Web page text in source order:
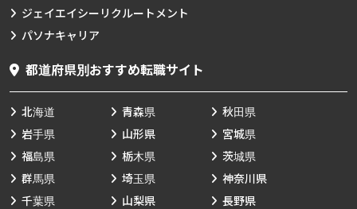
ジェイエイシーリクルートメント
パソナキャリア
都道府県別おすすめ転職サイト
北海道 青森県
秋田県
岩手県
山形県
宮城県
福島県
栃木県
茨城県
群馬県
埼玉県
神奈川県
千葉県
山梨県
長野県